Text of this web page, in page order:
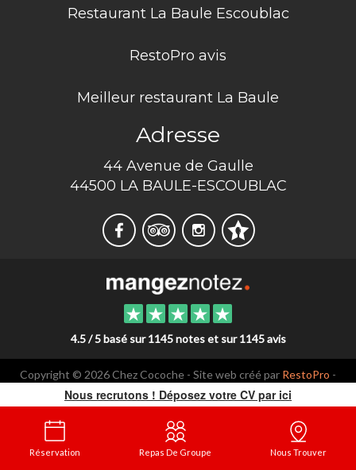
Restaurant La Baule Escoublac
RestoPro avis
Meilleur restaurant La Baule
Adresse
44 Avenue de Gaulle
44500 LA BAULE-ESCOUBLAC
4.5 / 5 basé sur 1145 notes et sur 1145 avis
Copyright © 2026 Chez Cocoche - Site web créé par RestoPro -
mentions légales
Nous recrutons ! Déposez votre CV par ici
Réservation Repas De Groupe Nous Trouver